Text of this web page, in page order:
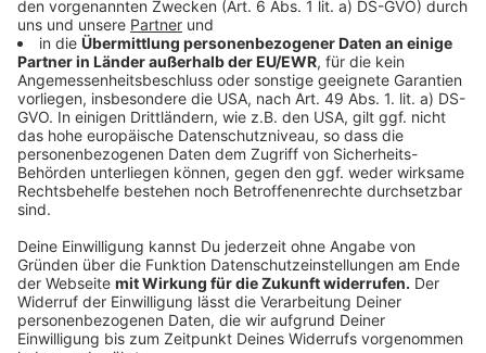
Dafür brauche es vor allem mehr Zusammenarbeit
entlang der globalen Lieferketten. Nur so könnten
ökologische Ziele mit wirtschaftlicher Stabilität
verbunden werden, so Röschke.
Anzeige
Mehr Infos und Links zum Thema
Anzeige